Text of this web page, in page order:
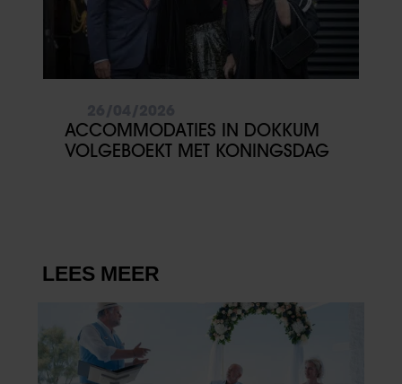
verzameld op basis van uw gebruik van hun services. U
gaat akkoord met onze cookies als u onze website blijft
ACCOMMODATIES IN DOKKUM
VOLGEBOEKT MET KONINGSDAG